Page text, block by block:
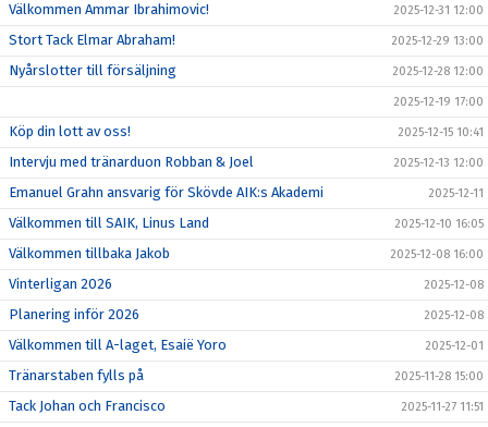
Välkommen Ammar Ibrahimovic! 2025-12-31 12:00
Stort Tack Elmar Abraham! 2025-12-29 13:00
Nyårslotter till försäljning 2025-12-28 12:00
2025-12-19 17:00
Köp din lott av oss! 2025-12-15 10:41
Intervju med tränarduon Robban & Joel 2025-12-13 12:00
Emanuel Grahn ansvarig för Skövde AIK:s Akademi 2025-12-11
Välkommen till SAIK, Linus Land 2025-12-10 16:05
Välkommen tillbaka Jakob 2025-12-08 16:00
Vinterligan 2026 2025-12-08
Planering inför 2026 2025-12-08
Välkommen till A-laget, Esaië Yoro 2025-12-01
Tränarstaben fylls på 2025-11-28 15:00
Tack Johan och Francisco 2025-11-27 11:51